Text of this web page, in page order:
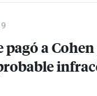
pagó a